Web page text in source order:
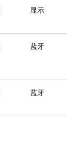
显示
蓝牙
蓝牙